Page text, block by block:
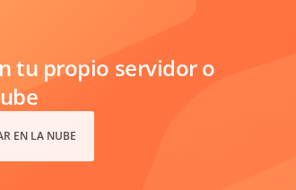
tu propio servidor o
EN LA NUBE